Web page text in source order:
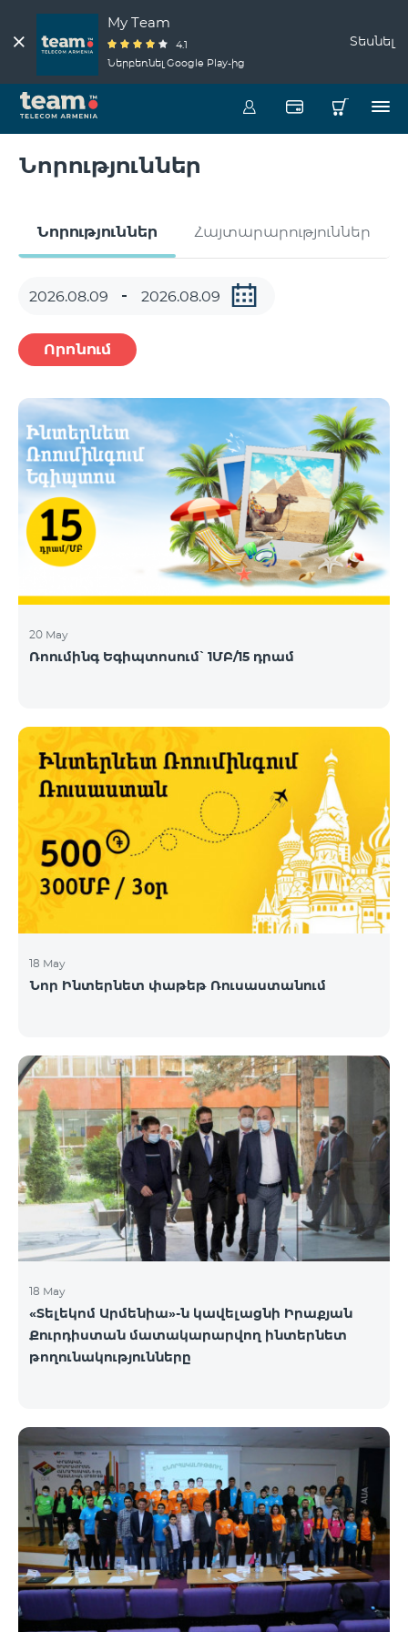
My Team
4.1
Ներբեռնել Google Play-ից
Տեսնել
Նորություններ
Նորություններ Հայտարարություններ
Որոնում
20 May
Ռոումինգ Եգիպտոսում՝ 1ՄԲ/15 դրամ
18 May
Նոր Ինտերնետ փաթեթ Ռուսաստանում
18 May
«Տելեկոմ Արմենիա»-ն կավելացնի Իրաքյան
Քուրդիստան մատակարարվող ինտերնետ
թողունակությունները